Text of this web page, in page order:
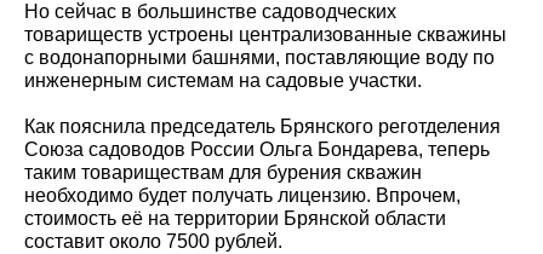
Но сейчас в большинстве садоводческих
товариществ устроены централизованные скважины
с водонапорными башнями, поставляющие воду по
инженерным системам на садовые участки.
Как пояснила председатель Брянского реготделения
Союза садоводов России Ольга Бондарева, теперь
таким товариществам для бурения скважин
необходимо будет получать лицензию. Впрочем,
стоимость её на территории Брянской области
составит около 7500 рублей.